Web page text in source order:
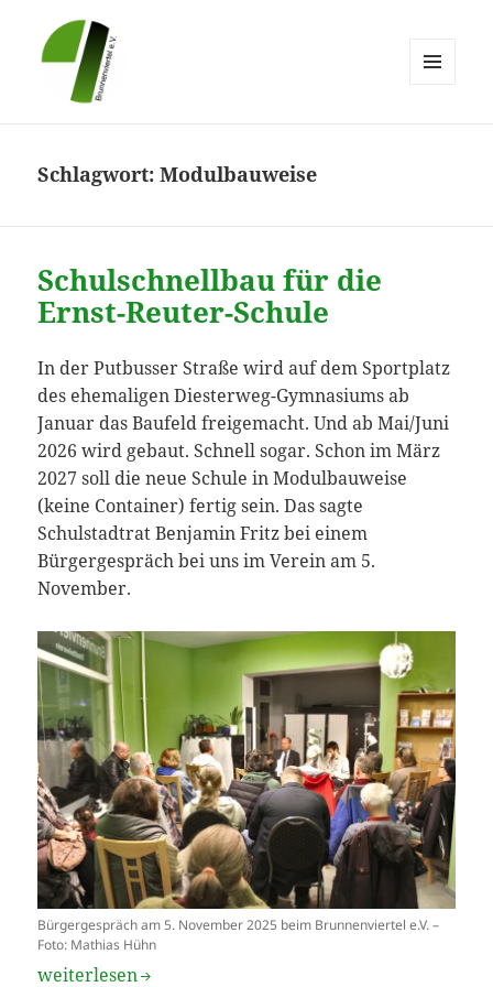
Schlagwort:Modulbauweise
Schulschnellbau für die
Ernst-Reuter-Schule
In der Putbusser Straße wird auf dem Sportplatz
des ehemaligen Diesterweg-Gymnasiums ab
Januar das Baufeld freigemacht. Und ab Mai/Juni
2026 wird gebaut. Schnell sogar. Schon im März
2027 soll die neue Schule in Modulbauweise
(keine Container) fertig sein. Das sagte
Schulstadtrat Benjamin Fritz bei einem
Bürgergespräch bei uns im Verein am 5.
November.
Bürgergespräch am 5. November 2025 beim Brunnenviertel e.V. –
Foto: Mathias Hühn
Schulschnellbau für die Ernst-Reuter-Schule
weiterlesen